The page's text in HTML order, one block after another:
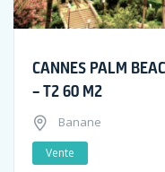
CANNES PALM
– T2 60 M2
Banane
Vente